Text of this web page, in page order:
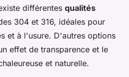
différentes qualités
304 et 316, idéales pour
et à l'usure. D'autres options
effet de transparence et le
et naturelle.